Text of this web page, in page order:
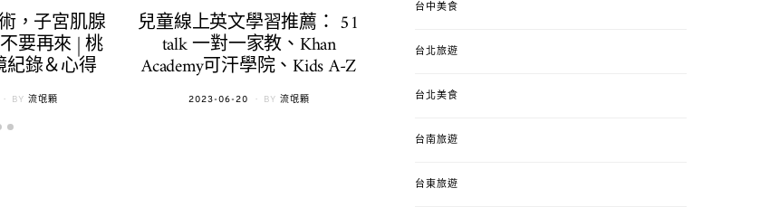
，子宮肌腺
要再來 | 桃
錄＆心得
BY 流氓顆
兒童線上英文學習推薦： 51
talk 一對一家教、Khan
Academy可汗學院、Kids A-Z
POSTED
2023-06-20 BY 流氓顆
錯、認識華德福
ON
台中美食
台北旅遊
台北美食
台南旅遊
台東旅遊